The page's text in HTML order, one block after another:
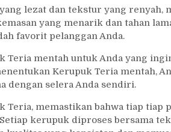
lezat dan tekstur yang renyah,
yang menarik dan tahan
favorit pelanggan Anda.
Teria mentah untuk Anda yang
Kerupuk Teria mentah,
dengan selera Anda sendiri.
Teria, memastikan bahwa tiap tiap
kerupuk diproses bersama